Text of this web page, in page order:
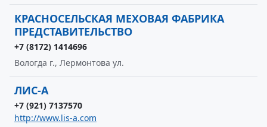
КРАСНОСЕЛЬСКАЯ МЕХОВАЯ ФАБРИКА
ПРЕДСТАВИТЕЛЬСТВО
+7 (8172) 1414696
Вологда г., Лермонтова ул.
ЛИС-А
+7 (921) 7137570
http://www.lis-a.com